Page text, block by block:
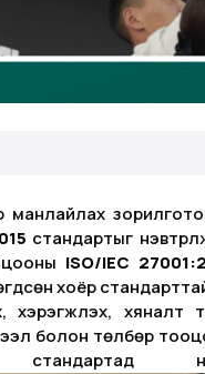
стандартыг
ISO/IEC
хоёр
болон төлбөр